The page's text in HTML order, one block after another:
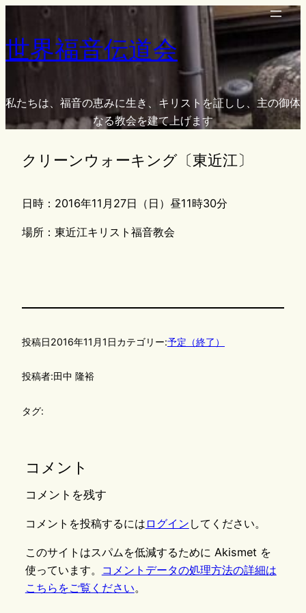
を
ッ
世界福音伝道会
私たちは、福音の恵みに生き、キリストを証しし、主の御体
なる教会を建て上げます
クリーンウォーキング〔東近江〕
日時：2016年11月27日（日）昼11時30分
場所：東近江キリスト福音教会
投稿日2016年11月1日カテゴリー:予定（終了）
投稿者:田中 隆裕
タグ:
コメント
コメントを残す
コメントを投稿するには ログイン してください。
このサイトはスパムを低減するために Akismet を
使っています。
コメントデータの処理方法の詳細は
こちらをご覧ください。